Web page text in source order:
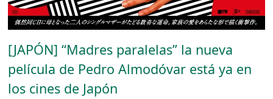
[JAPÓN] “Madres paralelas” la nueva
película de Pedro Almodóvar está ya en
los cines de Japón